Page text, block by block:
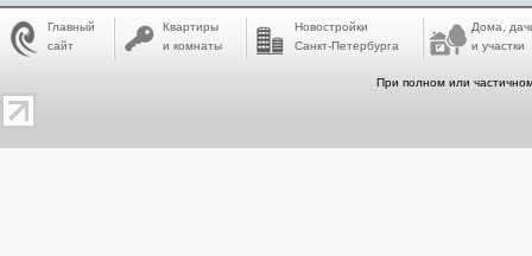
Главный
сайт
Квартиры
и комнаты
Новостройки
Санкт-Петербурга
Дома,
и участки
При полном или